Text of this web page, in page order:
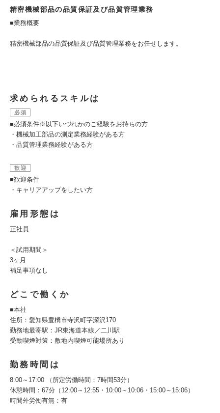
精密機械部品の品質保証及び品質管理業務
■業務概要
精密機械部品の品質保証及び品質管理業務をお任せします。
求められるスキルは
必須
■必須条件※以下いづれかのご経験をお持ちの方
・機械加工部品の測定業務経験がある方
・品質管理業務経験がある方
歓迎
■歓迎条件
・キャリアアップをしたい方
雇用形態は
正社員
＜試用期間＞
3ヶ月
補足事項なし
どこで働くか
■本社
住所：愛知県豊橋市寺沢町字深沢170
勤務地最寄駅：JR東海道本線／二川駅
受動喫煙対策：敷地内喫煙可能場所あり
勤務時間は
8:00～17:00 （所定労働時間：7時間53分）
休憩時間：67分（12:00～12:55・10:00～10:06・15:00～15:06）
時間外労働有無：有